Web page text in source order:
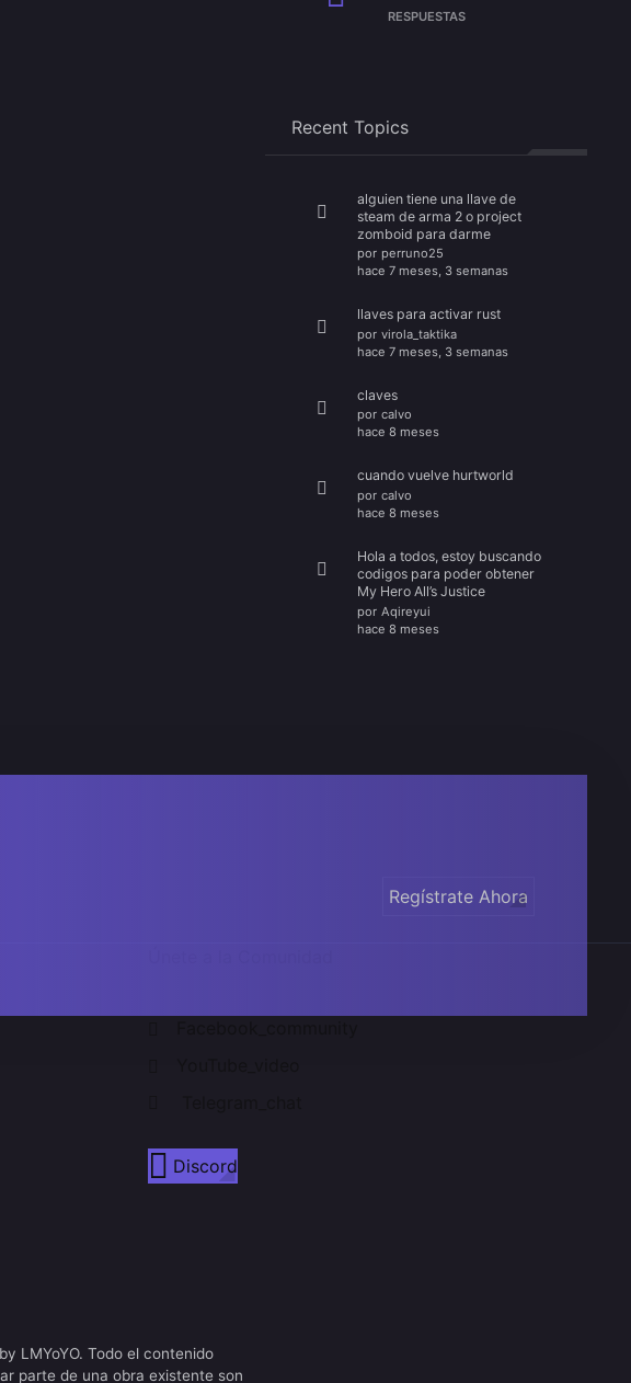
RESPUESTAS
Recent Topics
alguien tiene una llave de
steam de arma 2 o project
zomboid para darme
por perruno25
hace 7 meses, 3 semanas
llaves para activar rust
por virola_taktika
hace 7 meses, 3 semanas
claves
por calvo
hace 8 meses
cuando vuelve hurtworld
por calvo
hace 8 meses
Hola a todos, estoy buscando
codigos para poder obtener
My Hero All’s Justice
por Aqireyui
hace 8 meses
Regístrate Ahora
Discord
LMYoYO. Todo el contenido
parte de una obra existente son